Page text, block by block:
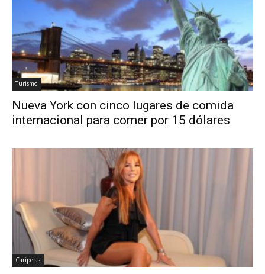
Turismo
Nueva York con cinco lugares de comida
internacional para comer por 15 dólares
Caripelas